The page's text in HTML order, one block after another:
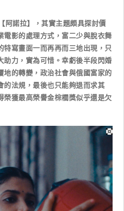
阿諾拉】，其實主題頗具探討價
影的處理方式，富二少與脫衣舞
寫畫面一而再再而三地出現，只
力，實為可惜。幸虧後半段閃婚
的轉變，政治社會與俄國富家的
的法規，最後也只能夠退而求其
獲最高榮譽金棕櫚獎似乎還是欠